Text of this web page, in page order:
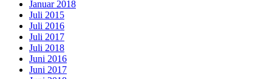
Januar 2018
Juli 2015
Juli 2016
Juli 2017
Juli 2018
Juni 2016
Juni 2017